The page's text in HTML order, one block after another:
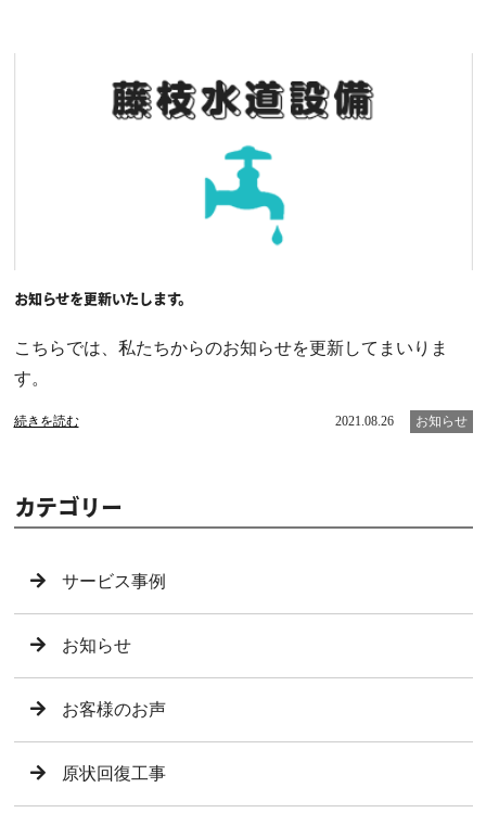
お知らせを更新いたします。
こちらでは、私たちからのお知らせを更新してまいりま
す。
続きを読む 2021.08.26 お知らせ
カテゴリー
サービス事例
お知らせ
お客様のお声
原状回復工事